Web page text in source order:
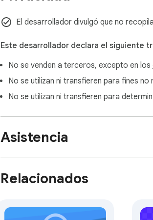
• Etiquetas de personas y menciones de
• Enlaces cuando sean compatibles
Estas funciones te ayudan a preparar
La función Auto-repeat ayuda con
¿Para quién es EasyLoad?
El desarrollador divulgó que no
Este desarrollador declara el siguiente
No se venden a terceros, excepto en los
No se utilizan ni transfieren para fines
No se utilizan ni transfieren para
Asistencia
Relacionados